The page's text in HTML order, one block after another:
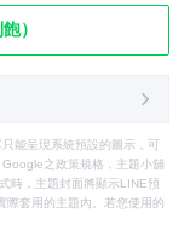
）
能呈現系統預設的圖示，可
之政策規格，主題小舖
時，主題封面將顯示LINE預
際套用的主題內。若您使用的